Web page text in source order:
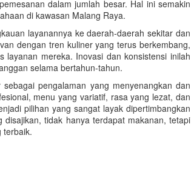
dalam jumlah besar. Hal ini semakin
di kawasan Malang Raya.
layanannya ke daerah-daerah sekitar dan
dengan tren kuliner yang terus berkembang,
mereka. Inovasi dan konsistensi inilah
selama bertahun-tahun.
pengalaman yang menyenangkan dan
menu yang variatif, rasa yang lezat, dan
pilihan yang sangat layak dipertimbangkan
tidak hanya terdapat makanan, tetapi
terbaik.